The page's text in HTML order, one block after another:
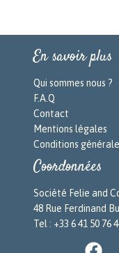
En savoir plus
Qui sommes nous ?
F.A.Q
Contact
Mentions légales
Conditions
Coordonnées
Société Felie and
48 Rue Ferdinand
Tel : +33 6 41 50 76